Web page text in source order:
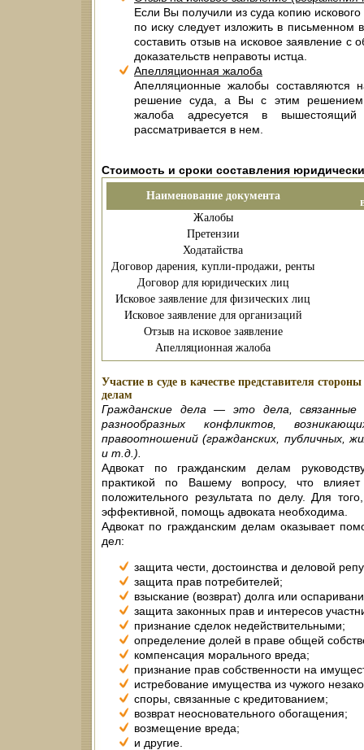
Если Вы получили из суда копию
по иску следует изложить в
составить отзыв на исковое заявление с
доказательств неправоты истца.
Апелляционная жалоба
Апелляционные жалобы составляются
решение суда, а Вы с этим решением
жалоба адресуется в
рассматривается в нем.
Стоимость и сроки составления
Наименование документа
Жалобы
Претензии
Ходатайства
Договор дарения, купли-продажи, ренты
Договор для юридических лиц
Исковое заявление для физических лиц
Исковое заявление для организаций
Отзыв на исковое заявление
Апелляционная жалоба
Участие в суде в качестве представителя
делам
Гражданские дела — это дела,
разнообразных конфликтов,
правоотношений (гражданских, публичных,
и т.д.).
Адвокат по гражданским делам
практикой по Вашему вопросу, что
положительного результата по делу. Для
эффективной, помощь адвоката необходима.
Адвокат по гражданским делам оказывает
дел:
защита чести, достоинства и деловой
защита прав потребителей;
взыскание (возврат) долга или
защита законных прав и интересов
признание сделок недействительными;
определение долей в праве общей
компенсация морального вреда;
признание прав собственности на
истребование имущества из чужого
споры, связанные с кредитованием;
возврат неосновательного обогащения;
возмещение вреда;
и другие.